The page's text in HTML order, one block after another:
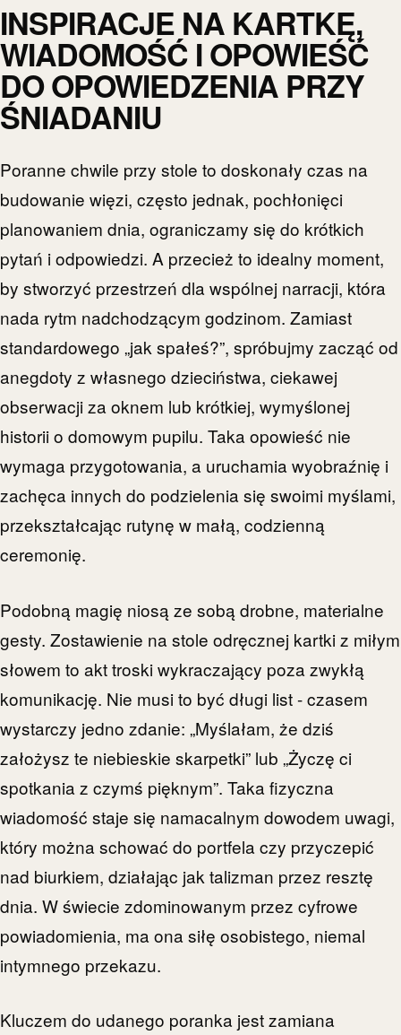
INSPIRACJE NA KARTKĘ,
WIADOMOŚĆ I OPOWIEŚĆ
DO OPOWIEDZENIA PRZY
ŚNIADANIU
Poranne chwile przy stole to doskonały czas na
budowanie więzi, często jednak, pochłonięci
planowaniem dnia, ograniczamy się do krótkich
pytań i odpowiedzi. A przecież to idealny moment,
by stworzyć przestrzeń dla wspólnej narracji, która
nada rytm nadchodzącym godzinom. Zamiast
standardowego „jak spałeś?”, spróbujmy zacząć od
anegdoty z własnego dzieciństwa, ciekawej
obserwacji za oknem lub krótkiej, wymyślonej
historii o domowym pupilu. Taka opowieść nie
wymaga przygotowania, a uruchamia wyobraźnię i
zachęca innych do podzielenia się swoimi myślami,
przekształcając rutynę w małą, codzienną
ceremonię.
Podobną magię niosą ze sobą drobne, materialne
gesty. Zostawienie na stole odręcznej kartki z miłym
słowem to akt troski wykraczający poza zwykłą
komunikację. Nie musi to być długi list - czasem
wystarczy jedno zdanie: „Myślałam, że dziś
założysz te niebieskie skarpetki” lub „Życzę ci
spotkania z czymś pięknym”. Taka fizyczna
wiadomość staje się namacalnym dowodem uwagi,
który można schować do portfela czy przyczepić
nad biurkiem, działając jak talizman przez resztę
dnia. W świecie zdominowanym przez cyfrowe
powiadomienia, ma ona siłę osobistego, niemal
intymnego przekazu.
Kluczem do udanego poranka jest zamiana